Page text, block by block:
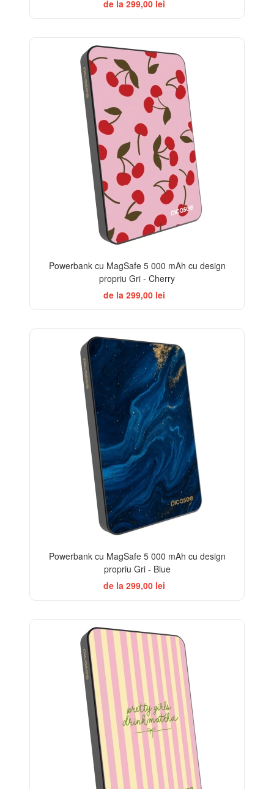
de la 299,00 lei
Powerbank cu MagSafe 5 000 mAh cu design
propriu Gri - Cherry
de la 299,00 lei
Powerbank cu MagSafe 5 000 mAh cu design
propriu Gri - Blue
de la 299,00 lei